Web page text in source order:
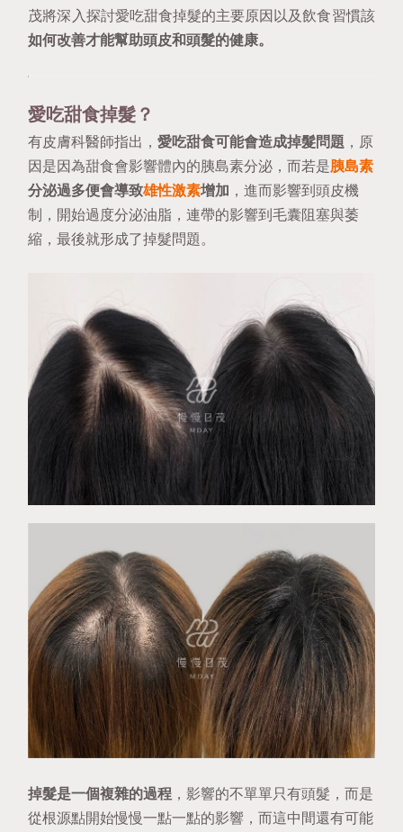
茂將深入探討愛吃甜食掉髮的主要原因以及飲食習慣該
如何改善才能幫助頭皮和頭髮的健康。
愛吃甜食掉髮？
有皮膚科醫師指出，愛吃甜食可能會造成掉髮問題 ，原
因是因為甜食會影響體內的胰島素分泌，而若是胰島素
分泌過多便會導致雄性激素增加 ，進而影響到頭皮機
制，開始過度分泌油脂，連帶的影響到毛囊阻塞與萎
縮，最後就形成了掉髮問題。
掉髮是一個複雜的過程 ，影響的不單單只有頭髮，而是
從根源點開始慢慢一點一點的影響，而這中間還有可能